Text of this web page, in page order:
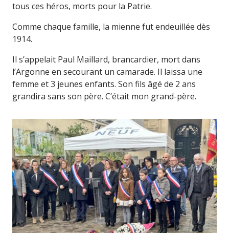
tous ces héros, morts pour la Patrie.
Comme chaque famille, la mienne fut endeuillée dès
1914.
Il s’appelait Paul Maillard, brancardier, mort dans
l’Argonne en secourant un camarade. Il laissa une
femme et 3 jeunes enfants. Son fils âgé de 2 ans
grandira sans son père. C’était mon grand-père.